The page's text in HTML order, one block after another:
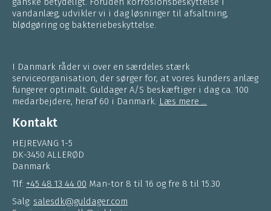
vandanlæg, udvikler vi i dag løsninger til afsaltning,
blødgøring og bakteriebeskyttelse.
I Danmark råder vi over en særdeles stærk
serviceorganisation, der sørger for, at vores kunders anlæg
fungerer optimalt. Guldager A/S beskæftiger i dag ca. 100
medarbejdere, heraf 60 i Danmark. Læs mere ...
Kontakt
HEJREVANG 1-5
DK-3450 ALLERØD
Danmark
Tlf: +45 48 13 44 00 Man-tor 8 til 16 og fre 8 til 15.30
Salg: salesdk@guldager.com